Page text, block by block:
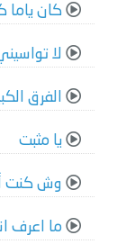
كان ياما
لا
الفرق
يا مثبت
وش كنت
ما اعرف